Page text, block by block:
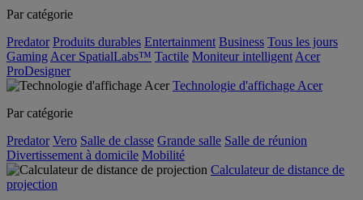
Par catégorie
Predator Produits durables Entertainment Business Tous les jours
Gaming Acer SpatialLabs™ Tactile Moniteur intelligent Acer
ProDesigner
Technologie d'affichage Acer
Par catégorie
Predator Vero Salle de classe Grande salle Salle de réunion
Divertissement à domicile Mobilité
Calculateur de distance de
projection